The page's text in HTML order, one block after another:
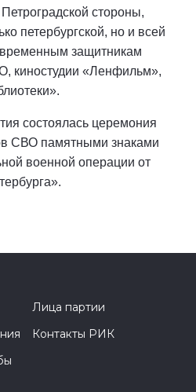
стороны,
петербургской, но и всей
защитникам
киностудии «Ленфильм»,
состоялась церемония
СВО памятными знаками
военной операции от
Лица партии
Контакты РИК